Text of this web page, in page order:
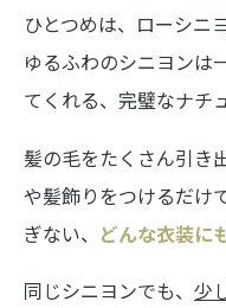
ひとつめは、ローシニヨ
ゆるふわのシニヨンは
てくれる、完璧なナチ
髪の毛をたくさん引き
や髪飾りをつけるだけ
ぎない、 どんな衣装に
同じシニヨンでも、 少